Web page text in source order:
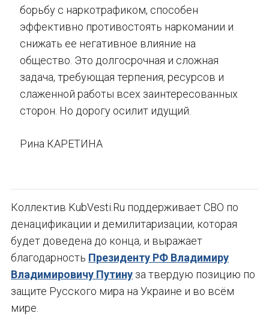
борьбу с наркотрафиком, способен
эффективно противостоять наркомании и
снижать ее негативное влияние на
общество. Это долгосрочная и сложная
задача, требующая терпения, ресурсов и
слаженной работы всех заинтересованных
сторон. Но дорогу осилит идущий.
Рина КАРЕТИНА
Коллектив KubVesti.Ru поддерживает СВО по
денацификации и демилитаризации, которая
будет доведена до конца, и выражает
благодарность Президенту РФ Владимиру
Владимировичу Путину за твердую позицию по
защите Русского мира на Украине и во всём
мире.